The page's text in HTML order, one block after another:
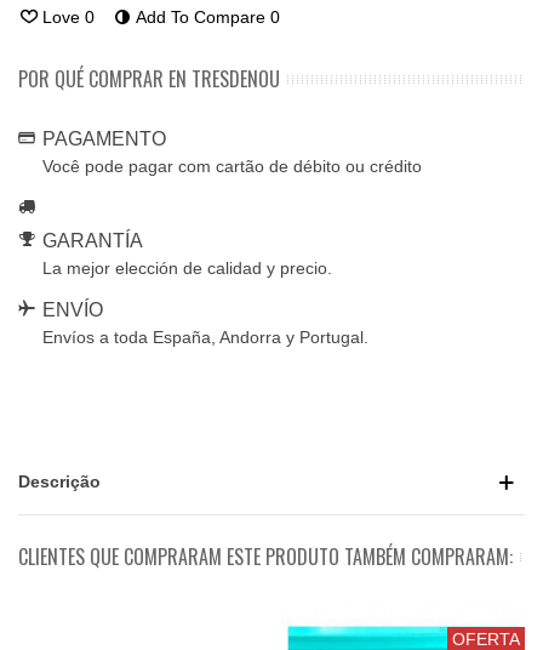
Love 0 Add To Compare 0
POR QUÉ COMPRAR EN TRESDENOU
PAGAMENTO
Você pode pagar com cartão de débito ou crédito
GARANTÍA
La mejor elección de calidad y precio.
ENVÍO
Envíos a toda España, Andorra y Portugal.
Descrição
CLIENTES QUE COMPRARAM ESTE PRODUTO TAMBÉM COMPRARAM:
OFERTA